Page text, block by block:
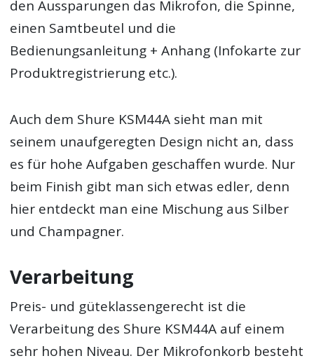
den Aussparungen das Mikrofon, die Spinne,
einen Samtbeutel und die
Bedienungsanleitung + Anhang (Infokarte zur
Produktregistrierung etc.).
Auch dem Shure KSM44A sieht man mit
seinem unaufgeregten Design nicht an, dass
es für hohe Aufgaben geschaffen wurde. Nur
beim Finish gibt man sich etwas edler, denn
hier entdeckt man eine Mischung aus Silber
und Champagner.
Verarbeitung
Preis- und güteklassengerecht ist die
Verarbeitung des Shure KSM44A auf einem
sehr hohen Niveau. Der Mikrofonkorb besteht